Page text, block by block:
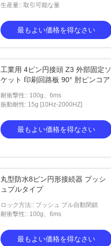
生産量:: 取引可能な量
最もよい価格を得なさい
工業用 4ピン円接頭 Z3 外部固定ソ
ケット 印刷回路板 90° 肘ピンコア
耐衝撃性:: 100g、6ms
振動耐性: 15g [10Hz-2000HZ]
最もよい価格を得なさい
丸型防水8ピン円形接続器 プッシ
ュプルタイプ
ロック方法:: プッシュ プル自動閉鎖
耐衝撃性:: 100g、6ms
最もよい価格を得なさい